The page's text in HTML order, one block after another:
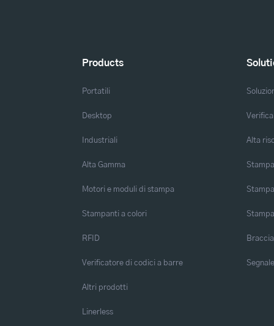
Products
Portatili
Desktop
Industriali
Alta Gamma
Motori e moduli di stampa
Stampanti a colori
RFID
Verificatore di codici a barre
Altri prodotti
Linerless
Alta